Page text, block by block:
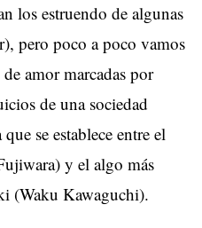
los estruendo de algunas
pero poco a poco vamos
amor marcadas por
de una sociedad
se establece entre el
y el algo más
(Waku Kawaguchi).